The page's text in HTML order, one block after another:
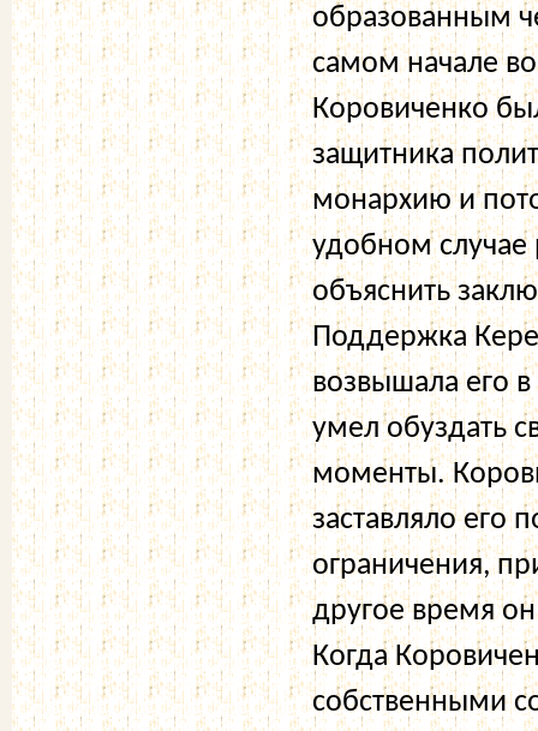
образованным
самом начале
Коровиченко
защитника
монархию и
удобном случае
объяснить
Поддержка
возвышала его в
умел обуздать
моменты.
заставляло его
ограничения,
другое время
Когда
собственными